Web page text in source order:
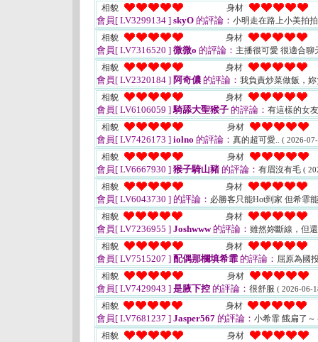
相貌
身材
會員[ LV3299134 ] skyO 的評論： 小明走在路上小美拍
相貌
身材
會員[ LV7316520 ] 微微o 的評論： 主播很可愛 很適合
相貌
身材
會員[ LV2320184 ] 阿奇儂 的評論： 我負責炒菜做飯，
相貌
身材
會員[ LV6106059 ]騎舔大聖猴子 的評論： 有這樣的女
相貌
身材
會員[ LV7426173 ] iolno 的評論： 真的超可愛.. ( 2026-
相貌 身材
會員[ LV6667930 ] 猴子騎山豬 的評論： 有眉沒有毛 (
相貌 身材
會員[ LV6043730 ] 的評論： 必勝客只能Hot到家 但希霏
相貌
身材
會員[ LV7236955 ] Joshwww的評論： 雖然妳斷線，但
相貌
身材
會員[ LV7515207 ] 配偶那欄填希霏 的評論： 屈原為國
相貌
身材
會員[ LV7429943 ] 是腋下控 的評論： 很舒服 ( 2026-06-
相貌 身材
會員[ LV7681237 ] Jasper567 的評論： 小希霏 餓扁了
相貌
身材